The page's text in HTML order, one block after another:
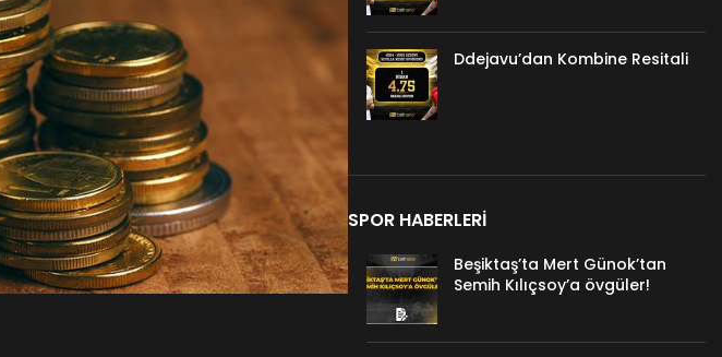
Ddejavu’dan Kombine Resitali
SPOR HABERLERI
Beşiktaş’ta Mert Günok’tan
Semih Kılıçsoy’a övgüler!